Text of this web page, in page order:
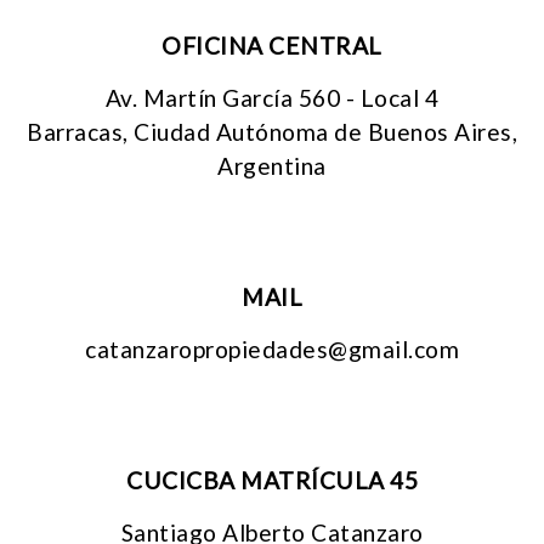
OFICINA CENTRAL
Av. Martín García 560 - Local 4
Barracas, Ciudad Autónoma de Buenos Aires,
Argentina
MAIL
catanzaropropiedades@gmail.com
CUCICBA MATRÍCULA 45
Santiago Alberto Catanzaro